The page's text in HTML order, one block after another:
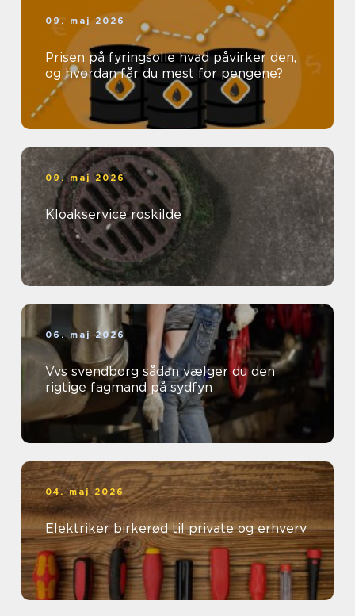
09. maj 2026
Prisen på fyringsolie hvad påvirker den,
og hvordan får du mest for pengene?
09. maj 2026
Kloakservice roskilde
06. maj 2026
Vvs svendborg sådan vælger du den
rigtige fagmand på sydfyn
04. maj 2026
Elektriker birkerød til private og erhverv